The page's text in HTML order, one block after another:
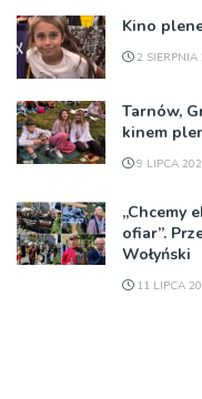
Kino
2 SIERPNIA
Tarnów,
kinem
9 LIPCA
„Chcemy
ofiar”.
Wołyński
11 LIPCA